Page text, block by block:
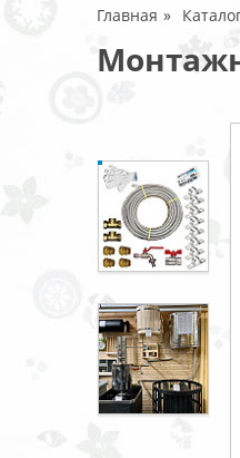
Главная